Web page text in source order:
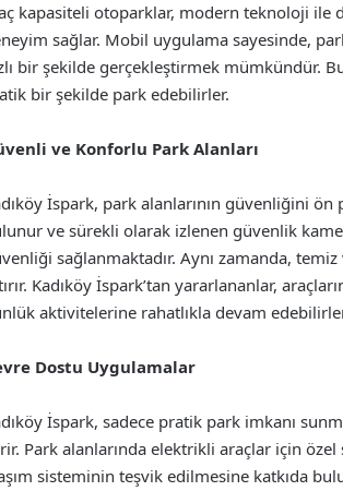
kapasiteli otoparklar, modern teknoloji ile
sağlar. Mobil uygulama sayesinde,
bir şekilde gerçekleştirmek mümkündür.
bir şekilde park edebilirler.
ve Konforlu Park Alanları
İspark, park alanlarının güvenliğini
ve sürekli olarak izlenen güvenlik
sağlanmaktadır. Aynı zamanda,
Kadıköy İspark’tan yararlananlar,
aktivitelerine rahatlıkla devam
Dostu Uygulamalar
İspark, sadece pratik park imkanı
Park alanlarında elektrikli araçlar için
sisteminin teşvik edilmesine katkıda